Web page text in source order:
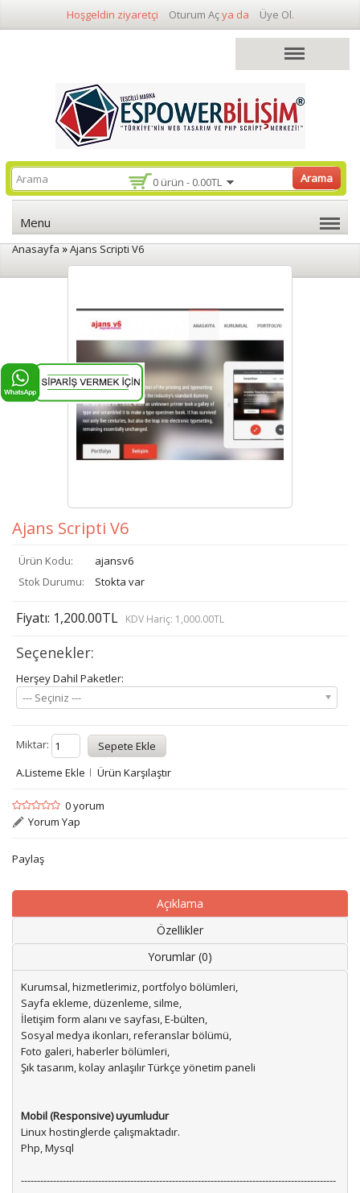
Hoşgeldin ziyaretçi Oturum Açya da Üye Ol.
0 ürün - 0.00TL Arama
Menu
Anasayfa»Ajans Scripti V6
Ajans Scripti V6
Ürün Kodu:
ajansv6
Stok Durumu:
Stokta var
Fiyatı: 1,200.00TL KDV Hariç: 1,000.00TL
Seçenekler:
Herşey Dahil Paketler:
--- Seçiniz ---
Miktar:
A.Listeme Ekle
Ürün Karşılaştır
0 yorum
Yorum Yap
Paylaş
Açıklama
Özellikler
Yorumlar (0)
Kurumsal, hizmetlerimiz, portfolyo bölümleri,
Sayfa ekleme, düzenleme, silme,
İletişim form alanı ve sayfası, E-bülten,
Sosyal medya ikonları, referanslar bölümü,
Foto galeri, haberler bölümleri,
Şık tasarım, kolay anlaşılır Türkçe yönetim paneli
Mobil (Responsive) uyumludur
Linux hostinglerde çalışmaktadır.
Php, Mysql
--------------------------------------------------------------------------------------------------